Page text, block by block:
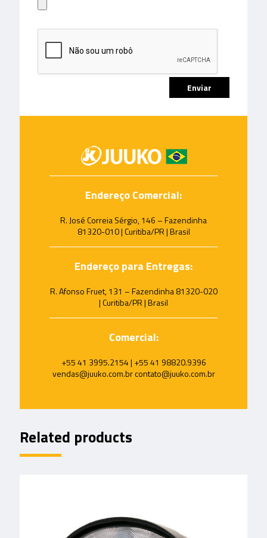
Endereço Comercial:
R. José Correia Sérgio, 146 – Fazendinha
81320-010 | Curitiba/PR | Brasil
Endereço para Entregas:
R. Afonso Fruet, 131 – Fazendinha 81320-020
| Curitiba/PR | Brasil
Comercial:
+55 41 3995.2154 | +55 41 98820.9396
vendas@juuko.com.br contato@juuko.com.br
Related products